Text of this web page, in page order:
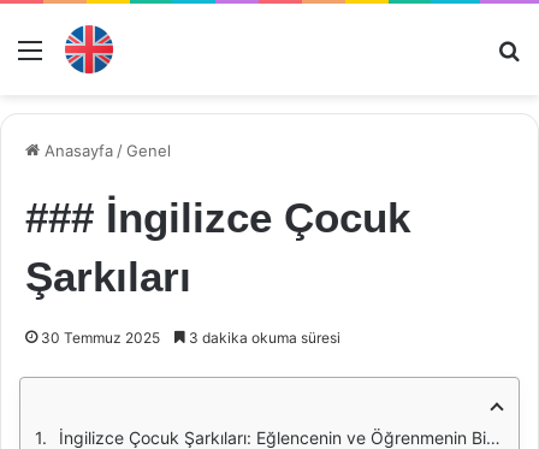
Menü
Anasayfa /Genel
### İngilizce Çocuk
Şarkıları
30 Temmuz 2025 3 dakika okuma süresi
İngilizce Çocuk Şarkıları: Eğlencenin ve Öğrenmenin Birleşimi